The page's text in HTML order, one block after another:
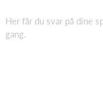
Her får du svar på dine
gang.